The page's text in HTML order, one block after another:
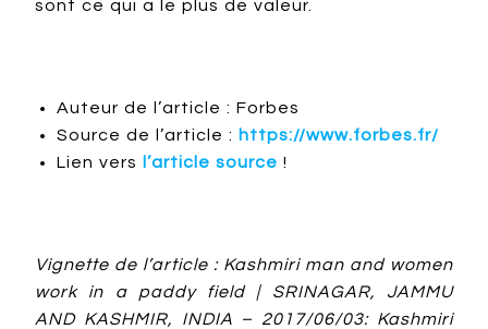
sont ce qui a le plus de valeur.
Auteur de l’article : Forbes
Source de l’article : https://www.forbes.fr/
Lien vers
l’article source !
Vignette de l’article : Kashmiri man and women
work in a paddy field | SRINAGAR, JAMMU
AND KASHMIR, INDIA – 2017/06/03: Kashmiri